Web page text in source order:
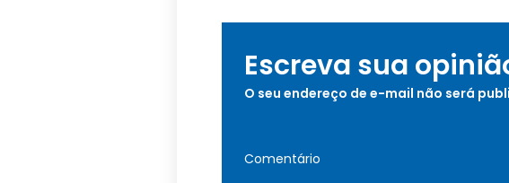
Escreva sua
O seu endereço de e-mail não será
Comentário